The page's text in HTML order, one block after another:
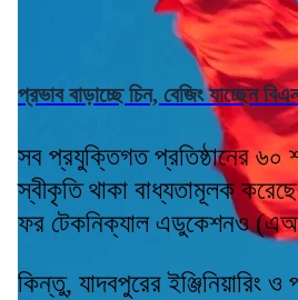
প্রভাব বাড়াচ্ছে চিন, বেজিং যাচ্ছেন
সব প্রযুক্তিগত প্রতিষ্ঠানের ৬০
স্বীকৃতি থাকা বাধ্যতামূলক
ফর টেকনিক্যাল এডুকেশনও
কিন্তু, যাদবপুরের ইঞ্জিনিয়ারিং